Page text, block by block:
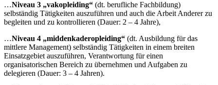
…Niveau 3 „vakopleiding“ (dt. berufliche Fachbildung)
selbständig Tätigkeiten auszuführen und auch die Arbeit Anderer zu
begleiten und zu kontrollieren (Dauer: 2 – 4 Jahre),
…Niveau 4 „middenkaderopleiding“ (dt. Ausbildung für das
mittlere Management) selbständig Tätigkeiten in einem breiten
Einsatzgebiet auszuführen, Verantwortung für einen
organisatorischen Bereich zu übernehmen und Aufgaben zu
delegieren (Dauer: 3 – 4 Jahren).